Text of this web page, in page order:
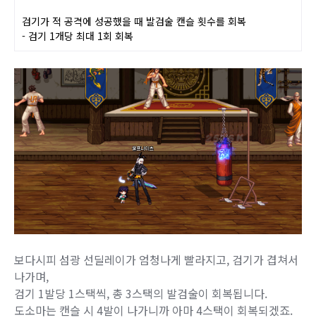
검기가 적 공격에 성공했을 때 발검술 캔슬 횟수를 회복
- 검기 1개당 최대 1회 회복
보다시피 섬광 선딜레이가 엄청나게 빨라지고, 검기가 겹쳐서
나가며,
검기 1발당 1스택씩, 총 3스택의 발검술이 회복됩니다.
도소마는 캔슬 시 4발이 나가니까 아마 4스택이 회복되겠죠.